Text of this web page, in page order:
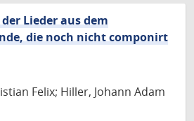
Lieder aus dem
die noch nicht componirt
Felix; Hiller, Johann Adam